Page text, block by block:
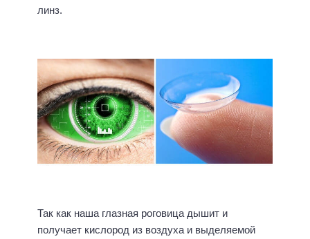
линз.
Так как наша глазная роговица дышит и
получает кислород из воздуха и выделяемой